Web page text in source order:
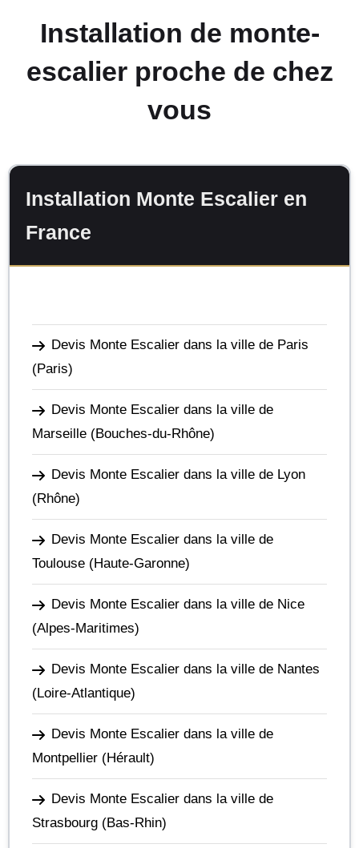
Installation de monte-
escalier proche de chez
vous
Installation Monte Escalier en
France
Devis Monte Escalier dans la ville de Paris
(Paris)
Devis Monte Escalier dans la ville de
Marseille (Bouches-du-Rhône)
Devis Monte Escalier dans la ville de Lyon
(Rhône)
Devis Monte Escalier dans la ville de
Toulouse (Haute-Garonne)
Devis Monte Escalier dans la ville de Nice
(Alpes-Maritimes)
Devis Monte Escalier dans la ville de Nantes
(Loire-Atlantique)
Devis Monte Escalier dans la ville de
Montpellier (Hérault)
Devis Monte Escalier dans la ville de
Strasbourg (Bas-Rhin)